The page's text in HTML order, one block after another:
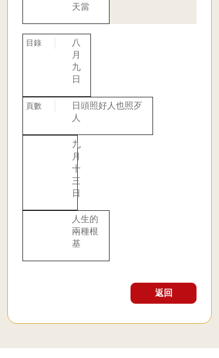
天當
八
月
九
日
日頭照好人也照歹
人
九
月
十
三
日
人生的
兩種根
基
返回